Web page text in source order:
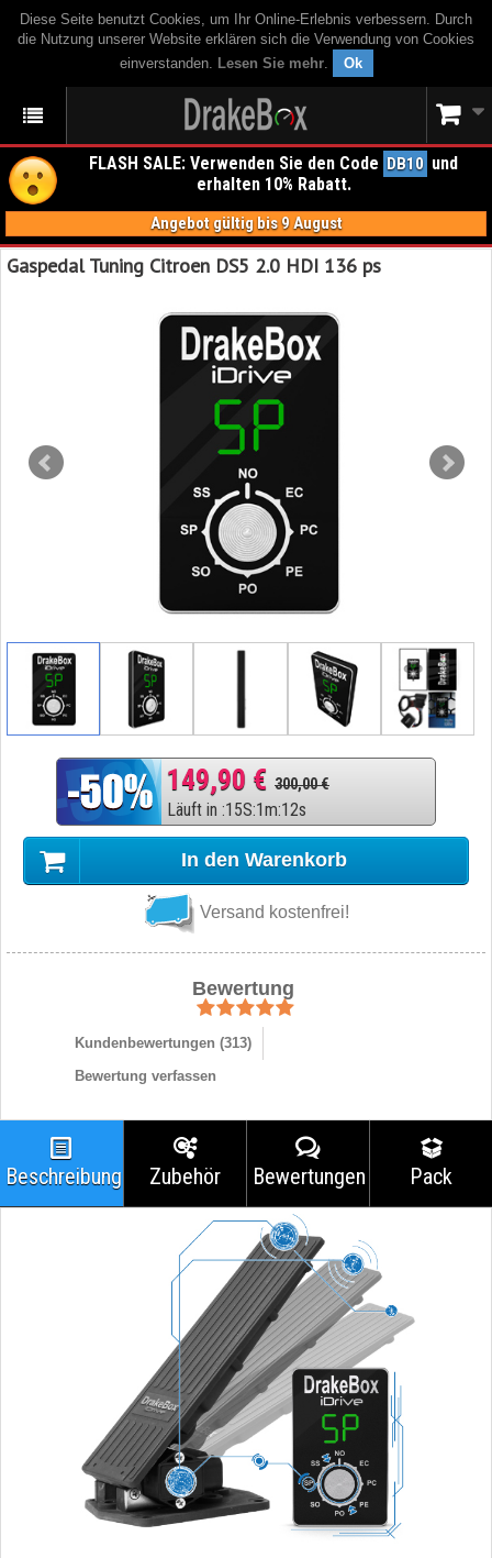
Diese Seite benutzt Cookies, um Ihr Online-Erlebnis verbessern. Durch
die Nutzung unserer Website erklären sich die Verwendung von Cookies
einverstanden. Lesen Sie mehr. Ok
FLASH SALE: Verwenden Sie den Code DB10 und
erhalten 10% Rabatt.
Angebot gültig bis 9 August
Gaspedal Tuning Citroen DS5 2.0 HDI 136 ps
149,90 € 300,00 €
Läuft in :15S:1m:11s
In den Warenkorb
Versand kostenfrei!
Bewertung
Kundenbewertungen (313)
Bewertung verfassen
Beschreibung Zubehör Bewertungen Pack